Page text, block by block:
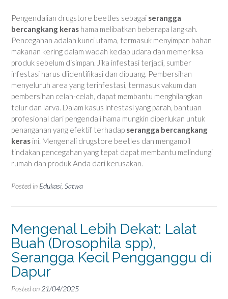
Pengendalian drugstore beetles sebagai serangga
bercangkang keras hama melibatkan beberapa langkah.
Pencegahan adalah kunci utama, termasuk menyimpan bahan
makanan kering dalam wadah kedap udara dan memeriksa
produk sebelum disimpan. Jika infestasi terjadi, sumber
infestasi harus diidentifikasi dan dibuang. Pembersihan
menyeluruh area yang terinfestasi, termasuk vakum dan
pembersihan celah-celah, dapat membantu menghilangkan
telur dan larva. Dalam kasus infestasi yang parah, bantuan
profesional dari pengendali hama mungkin diperlukan untuk
penanganan yang efektif terhadap serangga bercangkang
keras ini. Mengenali drugstore beetles dan mengambil
tindakan pencegahan yang tepat dapat membantu melindungi
rumah dan produk Anda dari kerusakan.
Posted in Edukasi Satwa
Mengenal Lebih Dekat: Lalat
Buah (Drosophila spp),
Serangga Kecil Pengganggu di
Dapur
Posted on 21/04/2025